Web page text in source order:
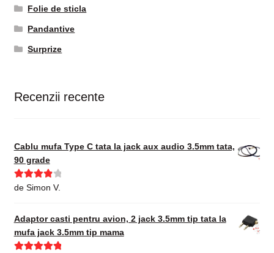
Folie de sticla
Pandantive
Surprize
Recenzii recente
Cablu mufa Type C tata la jack aux audio 3.5mm tata,
90 grade
Evaluat la
de Simon V.
Adaptor casti pentru avion, 2 jack 3.5mm tip tata la
mufa jack 3.5mm tip mama